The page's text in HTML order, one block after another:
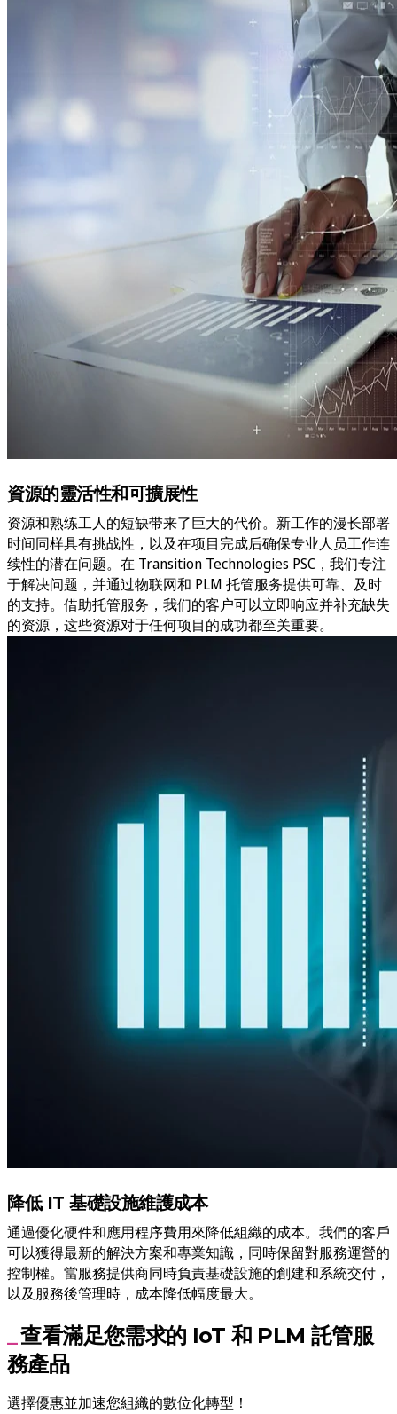
資源的靈活性和可擴展性
资源和熟练工人的短缺带来了巨大的代价。新工作的漫长部署
时间同样具有挑战性，以及在项目完成后确保专业人员工作连
续性的潜在问题。在 Transition Technologies PSC，我们专注
于解决问题，并通过物联网和 PLM 托管服务提供可靠、及时
的支持。借助托管服务，我们的客户可以立即响应并补充缺失
的资源，这些资源对于任何项目的成功都至关重要。
降低 IT 基礎設施維護成本
通過優化硬件和應用程序費用來降低組織的成本。我們的客戶
可以獲得最新的解決方案和專業知識，同時保留對服務運營的
控制權。當服務提供商同時負責基礎設施的創建和系統交付，
以及服務後管理時，成本降低幅度最大。
查看滿足您需求的 IoT 和 PLM 託管服
務產品
選擇優惠並加速您組織的數位化轉型！